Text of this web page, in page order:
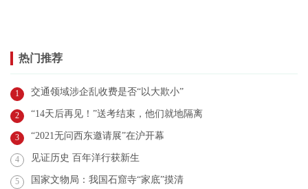
热门推荐
1 交通领域涉企乱收费是否“以大欺小”
2 “14天后再见！”送考结束，他们就地隔离
3 “2021无问西东邀请展”在沪开幕
4 见证历史 百年洋行获新生
5 国家文物局：我国石窟寺“家底”摸清